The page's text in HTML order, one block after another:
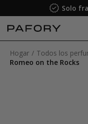
Solo
Hogar Todos los
Romeo on the Rocks